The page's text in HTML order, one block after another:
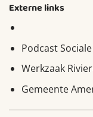
Externe links
Podcast
Werkzaak
Gemeente